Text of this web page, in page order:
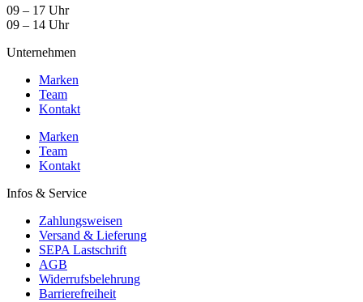
09 – 17 Uhr
09 – 14 Uhr
Unternehmen
Marken
Team
Kontakt
Marken
Team
Kontakt
Infos & Service
Zahlungsweisen
Versand & Lieferung
SEPA Lastschrift
AGB
Widerrufsbelehrung
Barrierefreiheit